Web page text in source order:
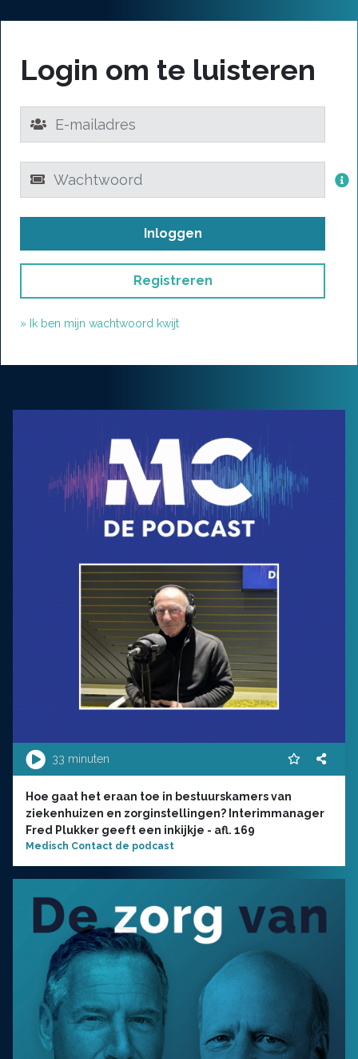
Login om te luisteren
Registreren
Inloggen
» Ik ben mijn wachtwoord kwijt
33 minuten
Hoe gaat het eraan toe in bestuurskamers van
ziekenhuizen en zorginstellingen? Interimmanager
Fred Plukker geeft een inkijkje - afl. 169
Medisch Contact de podcast